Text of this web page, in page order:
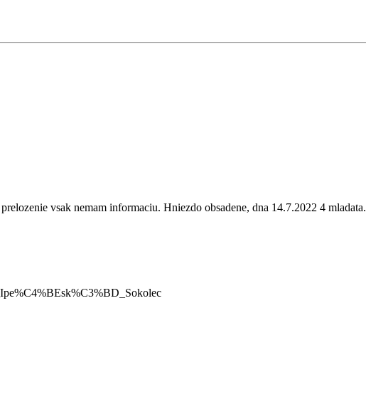
vsak nemam informaciu. Hniezdo obsadene, dna 14.7.2022 4 mladata.